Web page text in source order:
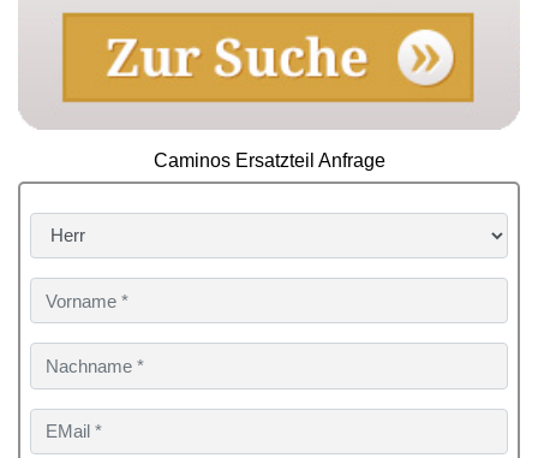
Caminos Ersatzteil Anfrage